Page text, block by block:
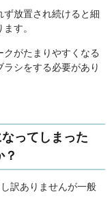
放置され続けると細
す。
がたまりやすくなる
シをする必要があり
ってしまった
訳ありませんが一般